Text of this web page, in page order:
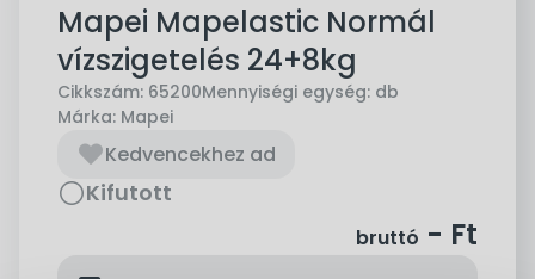
Mapei Mapelastic Normál
vízszigetelés 24+8kg
Cikkszám: 65200Mennyiségi egység: db
Márka: Mapei
Kedvencekhez ad
Kifutott
bruttó - Ft